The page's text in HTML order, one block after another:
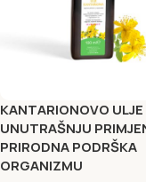
KANTARIONOVO
UNUTRAŠNJU
PRIRODNA PODRŠKA
ORGANIZMU